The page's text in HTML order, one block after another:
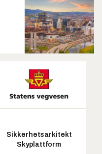
Sikkerhetsarkitekt
Skyplattform